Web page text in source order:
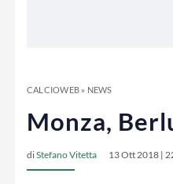
CALCIOWEB» NEWS
Monza,
diStefano Vitetta 13 Ott 2018 |